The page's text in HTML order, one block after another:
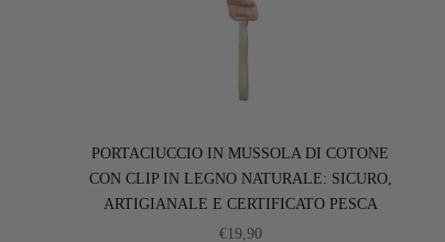
PORTACIUCCIO IN MUSSOLA DI COTONE
CON CLIP IN LEGNO NATURALE: SICURO,
ARTIGIANALE E CERTIFICATO PESCA
PREZZO SCONTATO
€19,90